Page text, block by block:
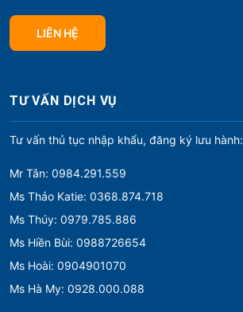
LIÊN HỆ
TƯ VẤN DỊCH VỤ
Tư vấn thủ tục nhập khẩu, đăng ký lưu hành:
Mr Tân: 0984.291.559
Ms Thảo Katie: 0368.874.718
Ms Thúy: 0979.785.886
Ms Hiền Bùi: 0988726654
Ms Hoài: 0904901070
Ms Hà My: 0928.000.088